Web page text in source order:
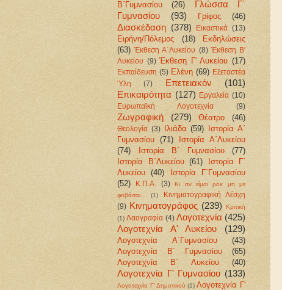
Β΄Γυμνασίου
(26)
Γλώσσα Γ΄
Γυμνασίου
(93) Γρίφος (46)
Διασκέδαση (378) Εικαστικά (13)
Ειρήνη/Πόλεμος (18)
Εκδηλώσεις
(63) Έκθεση Α΄Λυκείου (8) Έκθεση Β'
Λυκείου (9) Έκθεση Γ' Λυκείου (17)
Εκπαίδευση (5) Ελένη (69) Εξεταστέα
Ύλη
(7) Επετειακόν
(101)
Επικαιρότητα (127) Εργαλεία (10)
Ευρωπαϊκή Λογοτεχνία
(9)
Ζωγραφική (279) Θέατρο (46)
Θεολογία (3) Ιλιάδα (59)
Ιστορία Α΄
Γυμνασίου (71)
Ιστορία Α΄Λυκείου
(74)
Ιστορία Β΄ Γυμνασίου
(77)
Ιστορία Β΄Λυκείου (61)
Ιστορία Γ΄
Λυκείου
(40)
Ιστορία Γ΄Γυμνασίου
(52)
Κ.Π.Α. (3)
Κι αν είμαι ροκ μη με
φοβάσαι...
(1)
Κινηματογραφική Λέσχη
(9) Κινηματογράφος (239)
Κριτική
(1) Λαογραφία (4) Λογοτεχνία (425)
Λογοτεχνία Α' Λυκείου
(129)
Λογοτεχνία Α΄Γυμνασίου
(43)
Λογοτεχνία Β΄ Γυμνασίου
(65)
Λογοτεχνία Β΄ Λυκείου
(40)
Λογοτεχνία Γ' Γυμνασίου (133)
Λογοτεχνία Γ' Δημοτικού (1) Λογοτεχνία Γ'